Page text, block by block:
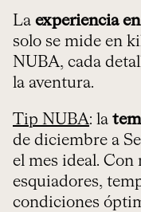
La experiencia
solo se mide en
NUBA, cada
la aventura.
Tip NUBA: la
de diciembre a
el mes ideal. Con
esquiadores,
condiciones